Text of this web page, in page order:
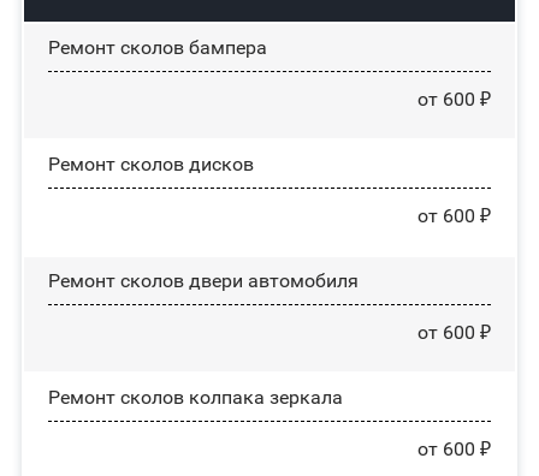
Ремонт сколов бампера
от 600 ₽
Ремонт сколов дисков
от 600 ₽
Ремонт сколов двери автомобиля
от 600 ₽
Ремонт сколов колпака зеркала
от 600 ₽